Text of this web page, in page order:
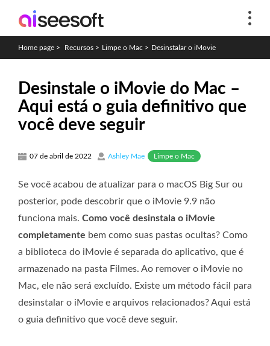
Home page > Recursos > Limpe o Mac > Desinstalar o iMovie
Desinstale o iMovie do Mac –
Aqui está o guia definitivo que
você deve seguir
07 de abril de 2022 Ashley Mae Limpe o Mac
Se você acabou de atualizar para o macOS Big Sur ou
posterior, pode descobrir que o iMovie 9.9 não
funciona mais. Como você desinstala o iMovie
completamente bem como suas pastas ocultas? Como
a biblioteca do iMovie é separada do aplicativo, que é
armazenado na pasta Filmes. Ao remover o iMovie no
Mac, ele não será excluído. Existe um método fácil para
desinstalar o iMovie e arquivos relacionados? Aqui está
o guia definitivo que você deve seguir.